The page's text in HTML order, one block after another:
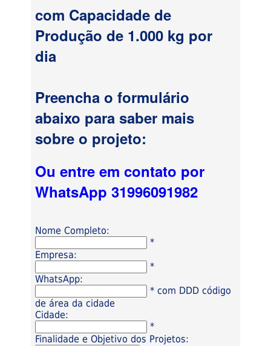
com Capacidade de
Produção de 1.000 kg por
dia
Preencha o formulário
abaixo para saber mais
sobre o projeto:
Ou entre em contato por
WhatsApp 31996091982
Nome Completo:
*
Empresa:
*
WhatsApp:
* com DDD código
de área da cidade
Cidade:
*
Finalidade e Objetivo dos Projetos: